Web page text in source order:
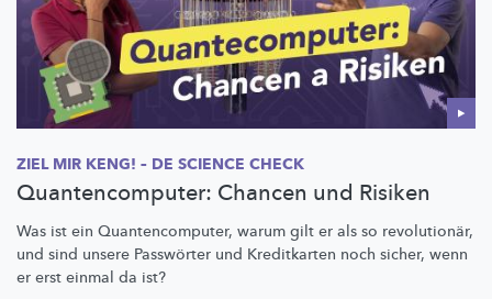
ZIEL MIR KENG! – DE SCIENCE CHECK
Quantencomputer: Chancen und Risiken
Was ist ein Quantencomputer, warum gilt er als so revolutionär,
und sind unsere Passwörter und Kreditkarten noch sicher, wenn
er erst einmal da ist?